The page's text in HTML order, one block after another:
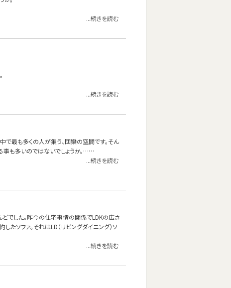
...続きを読む
...続きを読む
で最も多くの人が集う、団欒の空間です。そん
事も多いのではないでしょうか。……
...続きを読む
どでした。昨今の住宅事情の関係でLDKの広さ
ソファ。それはLD（リビングダイニング）ソ
...続きを読む